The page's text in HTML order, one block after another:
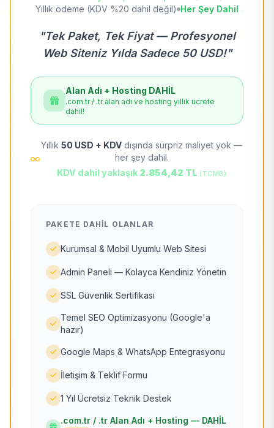
Yıllık ödeme (KDV %20 dahil değil) Her Şey Dahil
"Tek Paket, Tek Fiyat — Profesyonel
Web Siteniz Yılda Sadece 50 USD!"
Alan Adı + Hosting DAHİL
.com.tr / .tr alan adı ve hosting yıllık ücrete
dahil!
Yıllık 50 USD + KDV dışında sürpriz maliyet yok —
her şey dahil.
KDV dahil yaklaşık 2.854,42 TL (TCMB)
PAKETE DAHIL OLANLAR
Kurumsal & Mobil Uyumlu Web Sitesi
Admin Paneli — Kolayca Kendiniz Yönetin
SSL Güvenlik Sertifikası
Temel SEO Optimizasyonu (Google'a
hazır)
Google Maps & WhatsApp Entegrasyonu
İletişim & Teklif Formu
1 Yıl Ücretsiz Teknik Destek
.com.tr / .tr Alan Adı + Hosting — DAHİL